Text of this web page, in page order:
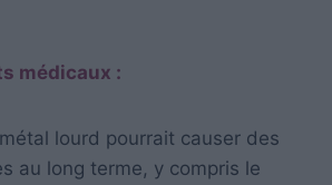
médicaux :
lourd pourrait causer des
au long terme, y compris le